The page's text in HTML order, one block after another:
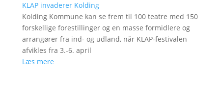
KLAP invaderer Kolding
Kolding Kommune kan se frem til 100 teatre med 150
forskellige forestillinger og en masse formidlere og
arrangører fra ind- og udland, når KLAP-festivalen
afvikles fra 3.-6. april
Læs mere